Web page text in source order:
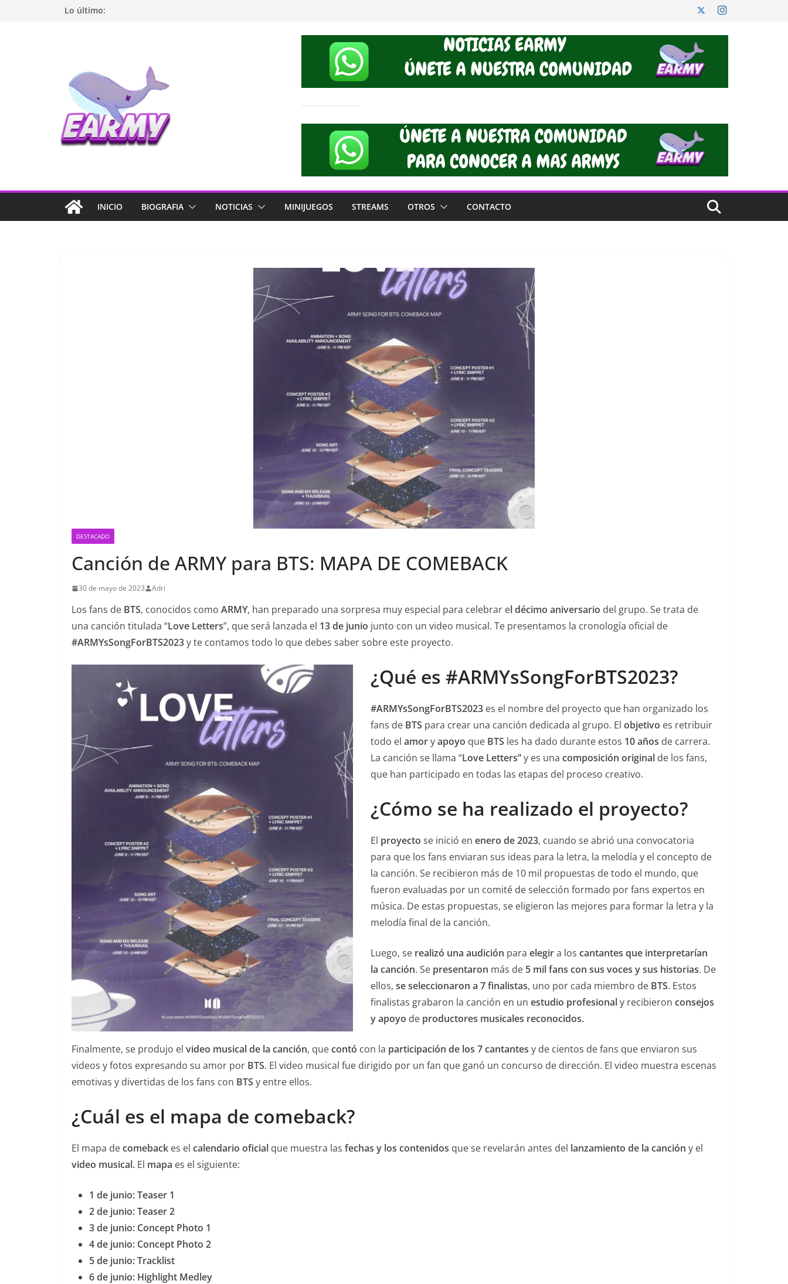
Lo último:
INICIO BIOGRAFIA NOTICIAS MINIJUEGOS STREAMS OTROS CONTACTO
DESTACADO
Canción de ARMY para BTS: MAPA DE COMEBACK
30 de mayo de 2023 Adri
Los fans de BTS, conocidos como ARMY, han preparado una sorpresa muy especial para celebrar el décimo aniversario del grupo. Se trata de
una canción titulada “Love Letters”, que será lanzada el 13 de junio junto con un video musical. Te presentamos la cronología oficial de
#ARMYsSongForBTS2023y te contamos todo lo que debes saber sobre este proyecto.
¿Qué es #ARMYsSongForBTS2023?
#ARMYsSongForBTS2023 es el nombre del proyecto que han organizado los
fans de BTS para crear una canción dedicada al grupo. El objetivo es retribuir
todo el amoryapoyo que BTS les ha dado durante estos 10 años de carrera.
La canción se llama “Love Letters”y es una composición original de los fans,
que han participado en todas las etapas del proceso creativo.
¿Cómo se ha realizado el proyecto?
El proyecto se inició en enero de 2023, cuando se abrió una convocatoria
para que los fans enviaran sus ideas para la letra, la melodía y el concepto de
la canción. Se recibieron más de 10 mil propuestas de todo el mundo, que
fueron evaluadas por un comité de selección formado por fans expertos en
música. De estas propuestas, se eligieron las mejores para formar la letra y la
melodía final de la canción.
Luego, se realizó una audición para elegira los cantantes que interpretarían
la canción. Se presentaron más de 5 mil fans con sus voces y sus historias. De
ellos, se seleccionaron a 7 finalistas, uno por cada miembro de BTS. Estos
finalistas grabaron la canción en un estudio profesionaly recibieron consejos
y apoyo de productores musicales reconocidos.
Finalmente, se produjo el video musical de la canción, quecontó con la participación de los 7 cantantes y de cientos de fans que enviaron sus
videos y fotos expresando su amor por BTS. El video musical fue dirigido por un fan que ganó un concurso de dirección. El video muestra escenas
emotivas y divertidas de los fans con BTS y entre ellos.
¿Cuál es el mapa de comeback?
El mapa decomeback es el calendario oficial que muestra las fechas y los contenidos que se revelarán antes del lanzamiento de la canción y el
video musical. El mapa es el siguiente:
1 de junio: Teaser 1
2 de junio: Teaser 2
3 de junio: Concept Photo 1
4 de junio: Concept Photo 2
5 de junio: Tracklist
6 de junio: Highlight Medley